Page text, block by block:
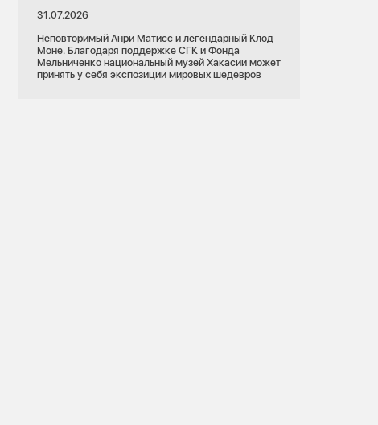
31.07.2026
Неповторимый Анри Матисс и легендарный Клод
Моне. Благодаря поддержке СГК и Фонда
Мельниченко национальный музей Хакасии может
принять у себя экспозиции мировых шедевров